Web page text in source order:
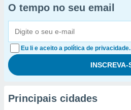
O tempo no seu email
Eu li e aceito a política de privacidade.
Principais cidades